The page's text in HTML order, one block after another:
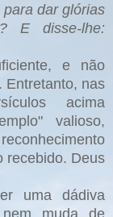
dar glórias
E disse-lhe:
e não
Entretanto, nas
acima
valioso,
recebido. Deus
uma dádiva
nem muda de